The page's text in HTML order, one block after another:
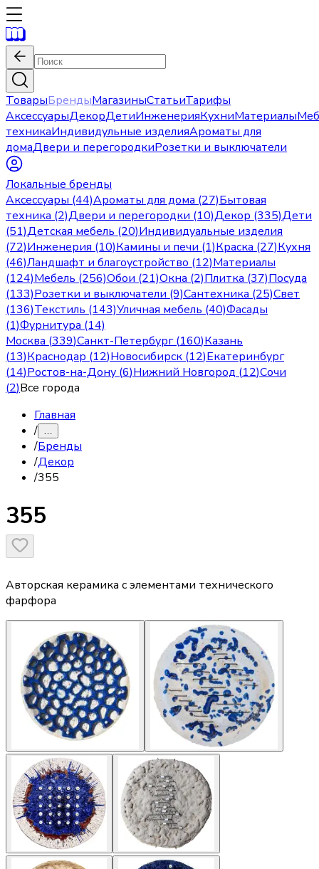
ТоварыБрендыМагазиныСтатьиТарифы
АксессуарыДекорДетиИнженерияКухниМатериалы
техникаИндивидульные изделияАроматы для
домаДвери и перегородкиРозетки и выключатели
Локальные бренды
Аксессуары (44)Ароматы для дома (27)Бытовая
техника (2)Двери и перегородки (10)Декор (335)Дети
(51)Детская мебель (20)Индивидуальные изделия
(72)Инженерия (10)Камины и печи (1)Краска (27)Кухня
(46)Ландшафт и благоустройство (12)Материалы
(124)Мебель (256)Обои (21)Окна (2)Плитка (37)Посуда
(133)Розетки и выключатели (9)Сантехника (25)Свет
(136)Текстиль (143)Уличная мебель (40)Фасады
(1)Фурнитура (14)
Москва (339)Санкт-Петербург(160)Казань
(13)Краснодар (12)Новосибирск (12)Екатеринбург
(14)Ростов-на-Дону (6)Нижний Новгород (12)Сочи
(2)Все города
Главная
/ …
/Бренды
/Декор
/355
355
Авторская керамика с элементами технического
фарфора